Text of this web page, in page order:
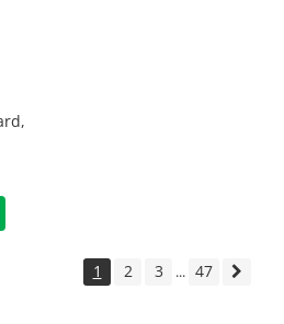
1 2 3 ... 47